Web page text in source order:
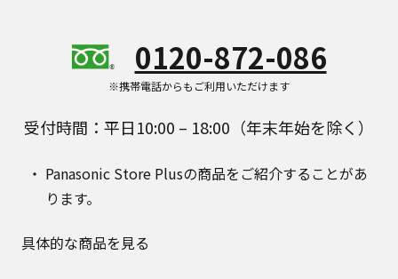
0120-872-086
※携帯電話からもご利用いただけます
受付時間：平日10:00 – 18:00（年末年始を除く）
Panasonic Store Plusの商品をご紹介することがあ
ります。
具体的な商品を見る